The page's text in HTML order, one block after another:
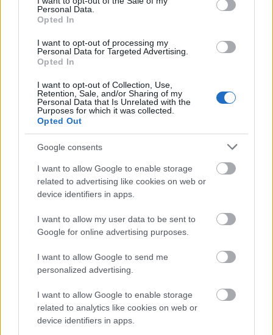
Personal Data.
Opted In
I want to opt-out of processing my
Personal Data for Targeted Advertising.
Opted In
I want to opt-out of Collection, Use,
Retention, Sale, and/or Sharing of my
Personal Data that Is Unrelated with the
Purposes for which it was collected.
Opted Out
Google consents
I want to allow Google to enable storage
related to advertising like cookies on web or
device identifiers in apps.
I want to allow my user data to be sent to
Google for online advertising purposes.
I want to allow Google to send me
personalized advertising.
I want to allow Google to enable storage
related to analytics like cookies on web or
device identifiers in apps.
• Η ύπαρξη φορολογητέας ύλης μπορεί να
αποδειχθεί όχι μόνο από πληρωμές αλλά και από
αντικειμενικές ενδείξεις, όπως hashtags, tags,
φωτογραφίες, ιδιωτικά συμφωνητικά και άλλο
• Η αξία μιας μη δηλωμένης συνεργασίας μπορεί
να προσδιοριστεί με βάση πραγματικά τιμολόγια
και συμφωνητικά της ίδιας της επιχείρησης.